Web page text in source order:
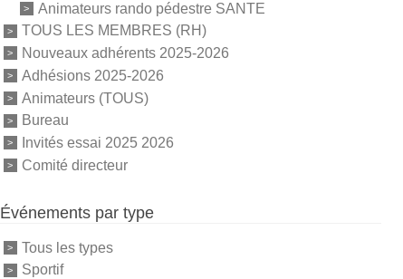
Animateurs rando pédestre SANTE
TOUS LES MEMBRES (RH)
Nouveaux adhérents 2025-2026
Adhésions 2025-2026
Animateurs (TOUS)
Bureau
Invités essai 2025 2026
Comité directeur
Événements par type
Tous les types
Sportif